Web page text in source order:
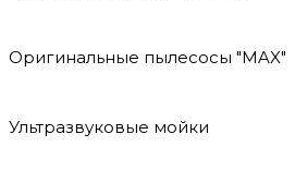
Оригинальные пылесосы "MAX"
Ультразвуковые мойки